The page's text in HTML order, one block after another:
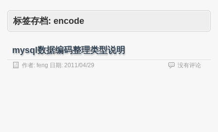
标签存档: encode
mysql数据编码整理类型说明
作者: feng 日期: 2011/04/29 没有评论